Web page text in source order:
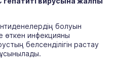
болуын
өткен инфекцияны
белсенділігін растау